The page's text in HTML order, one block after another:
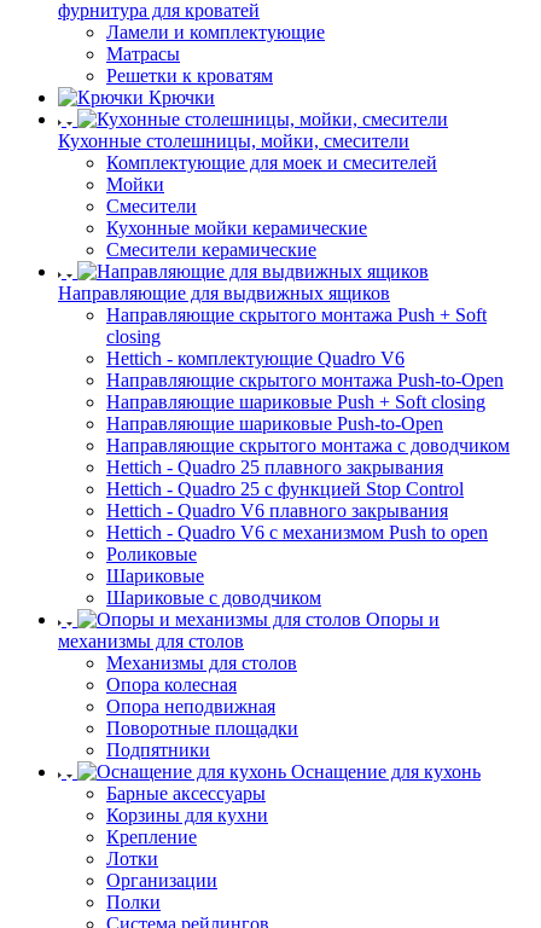
фурнитура для кроватей
Ламели и комплектующие
Матрасы
Решетки к кроватям
Крючки
Кухонные столешницы, мойки, смесители
Комплектующие для моек и смесителей
Мойки
Смесители
Кухонные мойки керамические
Смесители керамические
Направляющие для выдвижных ящиков
Направляющие скрытого монтажа Push + Soft
closing
Hettich - комплектующие Quadro V6
Направляющие скрытого монтажа Push-to-Open
Направляющие шариковые Push + Soft closing
Направляющие шариковые Push-to-Open
Направляющие скрытого монтажа с доводчиком
Hettich - Quadro 25 плавного закрывания
Hettich - Quadro 25 с функцией Stop Control
Hettich - Quadro V6 плавного закрывания
Hettich - Quadro V6 с механизмом Push to open
Роликовые
Шариковые
Шариковые с доводчиком
Опоры и
механизмы для столов
Механизмы для столов
Опора колесная
Опора неподвижная
Поворотные площадки
Подпятники
Оснащение для кухонь
Барные аксессуары
Корзины для кухни
Крепление
Лотки
Организации
Полки
Система рейлингов